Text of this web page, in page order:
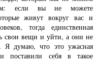
если вы не можете
живут вокруг вас и
тогда единственная
свои вещи и уйти, а они не
Я думаю, что это ужасная
поставили себя в такое